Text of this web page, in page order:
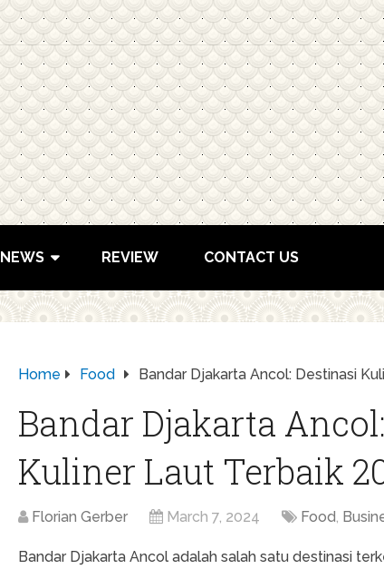
NEWS REVIEW CONTACT US
Home Food Bandar Djakarta Ancol: Destinasi
Bandar Djakarta
Kuliner Laut Terbaik
Florian Gerber March 7, 2024 Food,
Bandar Djakarta Ancol adalah salah satu destinasi